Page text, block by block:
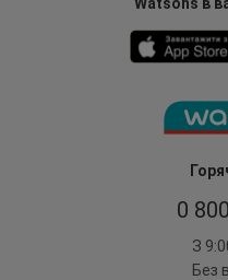
0
З
Без